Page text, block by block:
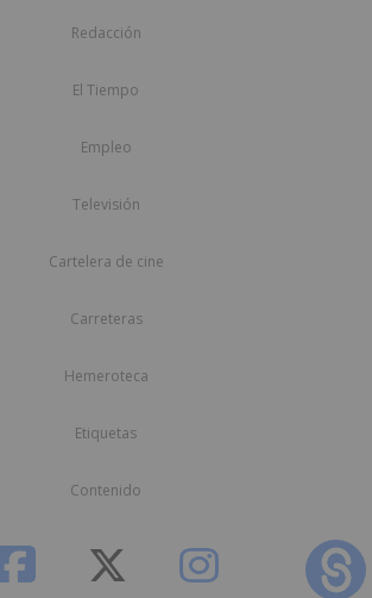
Redacción
El Tiempo
Empleo
Televisión
Cartelera de cine
Carreteras
Hemeroteca
Etiquetas
Contenido